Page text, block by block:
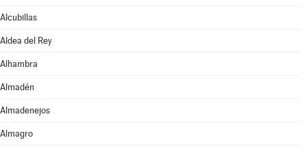
Alcubillas
Aldea del Rey
Alhambra
Almadén
Almadenejos
Almagro